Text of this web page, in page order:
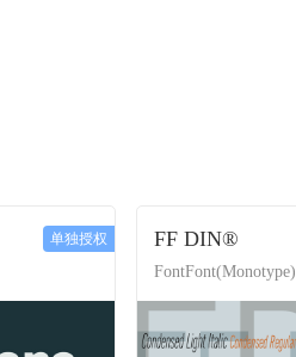
单独授权 FF DIN®
FontFont(Monotype)